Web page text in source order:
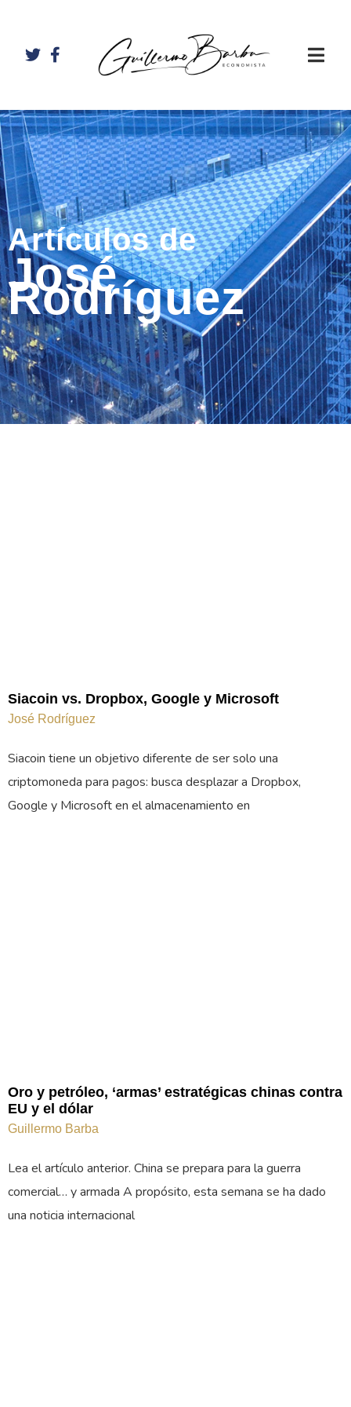
Artículos de
José
Rodríguez
Siacoin vs. Dropbox, Google y Microsoft
José Rodríguez
Siacoin tiene un objetivo diferente de ser solo una
criptomoneda para pagos: busca desplazar a Dropbox,
Google y Microsoft en el almacenamiento en
Oro y petróleo, ‘armas’ estratégicas chinas contra
EU y el dólar
Guillermo Barba
Lea el artículo anterior. China se prepara para la guerra
comercial… y armada A propósito, esta semana se ha dado
una noticia internacional